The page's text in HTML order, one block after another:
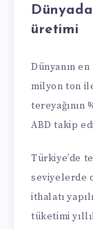
üretimi
Dünyanın
milyon ton
tereyağının
ABD takip
Türkiye’de
seviyelerde
ithalatı
tüketimi